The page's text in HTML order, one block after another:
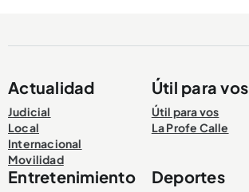
Compartir Noticia
Actualidad
Judicial
Local
Internacional
Movilidad
Útil para vos
Útil para vos
La Profe Calle
Entretenimiento Deportes